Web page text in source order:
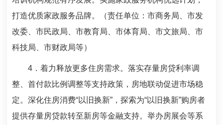
打造优质家政服务品牌。（责任单位：市商务局、市发
改委、市民政局、市教育局、市体育局、市文旅局、市
科技局、市财政局等）
4 ．着力释放更多住房需求。落实存量房贷利率调
整、首付款比例调整等支持政策，房地联动促进市场稳
定。深化住房消费“以旧换新”，探索为“以旧换新”购房者
提供存量房贷款转至新房等金融支持。举办房展会等系